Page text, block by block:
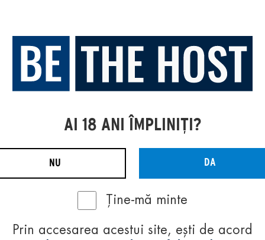
AI 18 ANI ÎMPLINIȚI?
NU DA
Ține-mă minte
Prin accesarea acestui site, ești de acord